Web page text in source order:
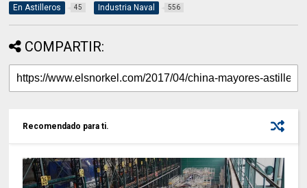
En Astilleros 45 Industria Naval 556
COMPARTIR:
Recomendado para ti.